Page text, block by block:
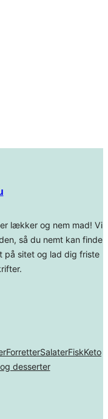
lækker og nem mad! Vi
så du nemt kan finde
på sitet og lad dig friste
ForretterSalaterFiskKeto
desserter